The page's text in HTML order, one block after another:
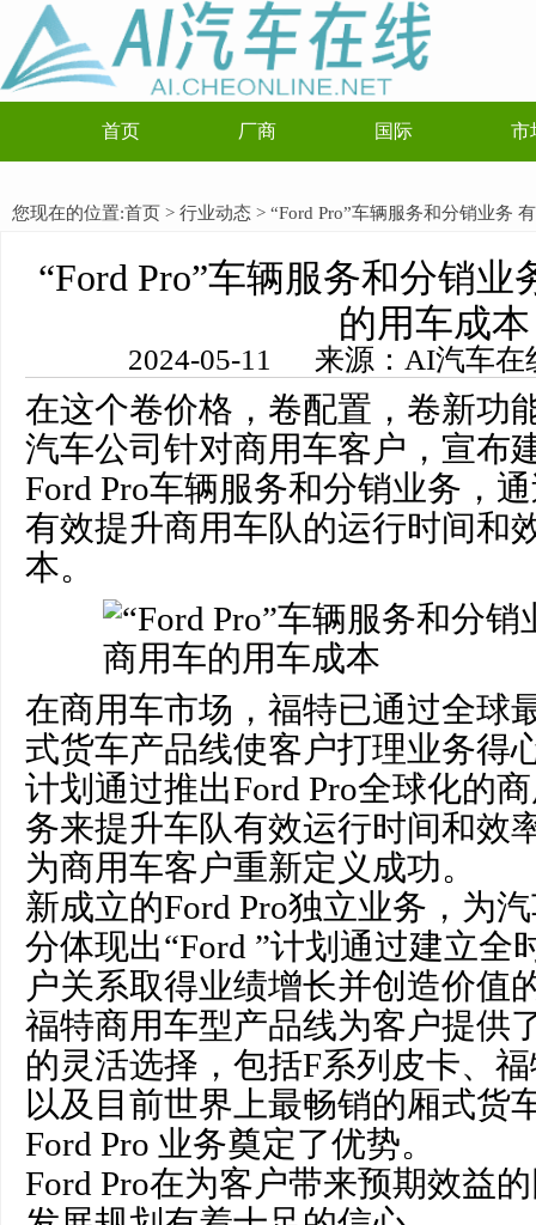
首页 厂商 国际 市
您现在的位置:首页 > 行业动态 > “Ford Pro”车辆服务和分销业务
“Ford Pro”车辆服务和分销
的用车成本
2024-05-11 来源：AI汽车
在这个卷价格，卷配置，卷新功
汽车公司针对商用车客户，宣布
Ford Pro车辆服务和分销业务，
有效提升商用车队的运行时间和
本。
在商用车市场，福特已通过全球
式货车产品线使客户打理业务得
计划通过推出Ford Pro全球化的
务来提升车队有效运行时间和效
为商用车客户重新定义成功。
新成立的Ford Pro独立业务，为
分体现出“Ford ”计划通过建立全
户关系取得业绩增长并创造价值
福特商用车型产品线为客户提供
的灵活选择，包括F系列皮卡、
以及目前世界上最畅销的厢式货
Ford Pro 业务奠定了优势。
Ford Pro在为客户带来预期效益